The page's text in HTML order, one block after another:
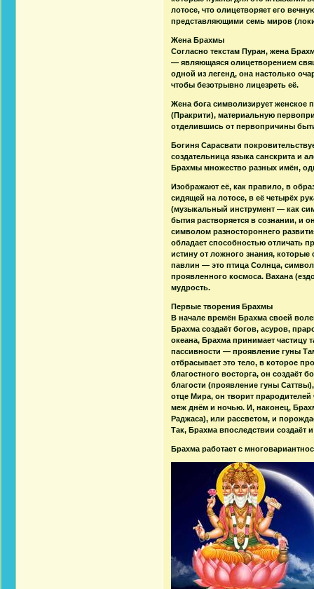
лотосе, что олицетворяет его
представляющими семь миров
Жена Брахмы
Согласно текстам Пуран, жена
— являющаяся олицетворением
одной из легенд, она настолько
чтобы безотрывно лицезреть её.
Жена бога символизирует женское
(Пракрити), материальную
отделившись от первопричины
Богиня Сарасвати
создательница языка санскрита и
Брахмы множество разных имён,
Изображают её, как правило, в
сидящей на лотосе, в её четырёх
(музыкальный инструмент — как
бытия растворяется в сознании, и
символом разностороннего
обладает способностью отличать
истину от ложного знания, которые
павлин — это птица Солнца,
проявленного космоса. Вахана
мудрость.
Первые творения Брахмы
В начале времён Брахма своей
Брахма создаёт богов, асуров,
океана, Брахма принимает частицу
пассивности — проявление гуны
отбрасывает это тело, в которое
благостного восторга, он создаёт
благости (проявление гуны
отце Мира, он творит прародителей
меж днём и ночью. И, наконец,
Раджаса), или рассветом, и
Так, Брахма впоследствии создаёт
Брахма работает с